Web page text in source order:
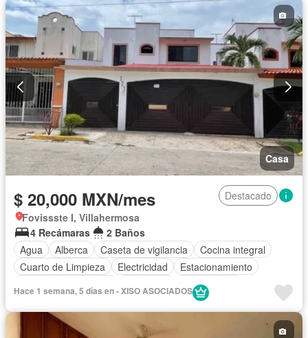
Casa
$ 20,000 MXN/mes
Destacado
Fovissste I, Villahermosa
4 Recámaras
2 Baños
Agua
Alberca Caseta de vigilancia
Cocina integral
Cuarto de Limpieza
Electricidad
Estacionamiento
Solo familias
Hace 1 semana, 5 días en - XISO ASOCIADOS